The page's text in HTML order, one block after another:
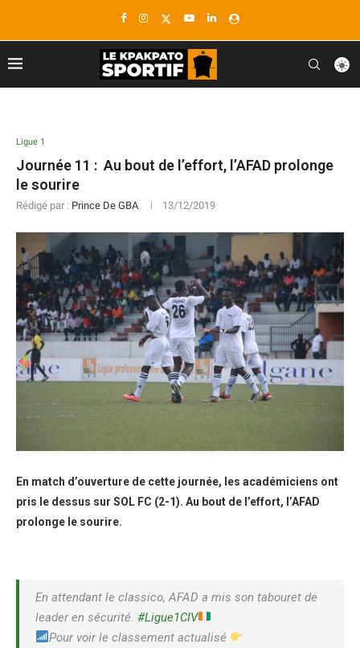
Ligue 1
Journée 11 : Au bout de l’effort, l’AFAD prolonge
le sourire
Rédigé par : Prince De GBA 13/12/2019
En match d’ouverture de cette journée, les académiciens ont
pris le dessus sur SOL FC (2-1). Au bout de l’effort, l’AFAD
prolonge le sourire.
En attendant le classico, AFAD a mis son tabouret de
leader en sécurité. #Ligue1CIV
Pour voir le classement actualisé